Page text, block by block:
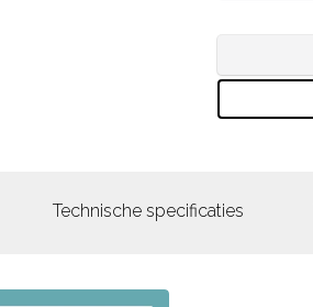
Technische specificaties